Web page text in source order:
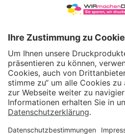
WIRmachenDRUCK GmbH
71522 Backnang
Tel.: +49 (0) 711 995 982 - 20
Fax: +49 (0) 711 995 982 - 21
SOCIAL MEDIA